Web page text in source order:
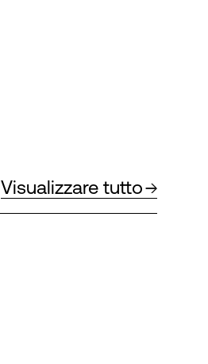
Visualizzare tutto